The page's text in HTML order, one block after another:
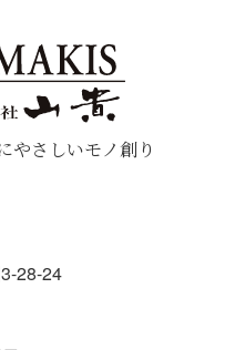
やさしいモノ創り
28-24